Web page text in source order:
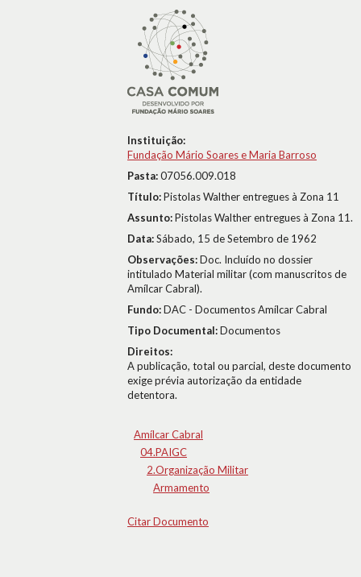
Instituição:
Fundação Mário Soares e Maria Barroso
Pasta:07056.009.018
Título:Pistolas Walther entregues à Zona 11
Assunto:Pistolas Walther entregues à Zona 11.
Data:Sábado, 15 de Setembro de 1962
Observações:Doc. Incluído no dossier
intitulado Material militar (com manuscritos de
Amílcar Cabral).
Fundo:DAC - Documentos Amílcar Cabral
Tipo Documental:Documentos
Direitos:
A publicação, total ou parcial, deste documento
exige prévia autorização da entidade
detentora.
Amílcar Cabral
04.PAIGC
2.Organização Militar
Armamento
Citar Documento